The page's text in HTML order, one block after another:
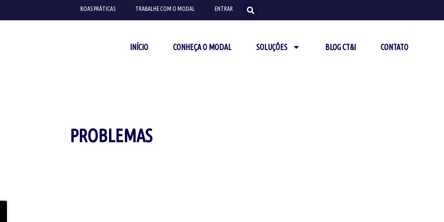
BOAS PRÁTICAS TRABALHE COM O MODAL ENTRAR
INÍCIO CONHEÇA O MODAL SOLUÇÕES BLOG CT&I CONTATO
PROBLEMAS